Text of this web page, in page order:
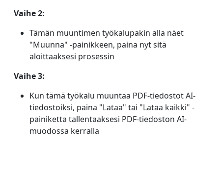
Vaihe 2:
Tämän muuntimen työkalupakin alla näet
"Muunna" -painikkeen, paina nyt sitä
aloittaaksesi prosessin
Vaihe 3:
Kun tämä työkalu muuntaa PDF-tiedostot AI-
tiedostoiksi, paina "Lataa" tai "Lataa kaikki" -
painiketta tallentaaksesi PDF-tiedoston AI-
muodossa kerralla